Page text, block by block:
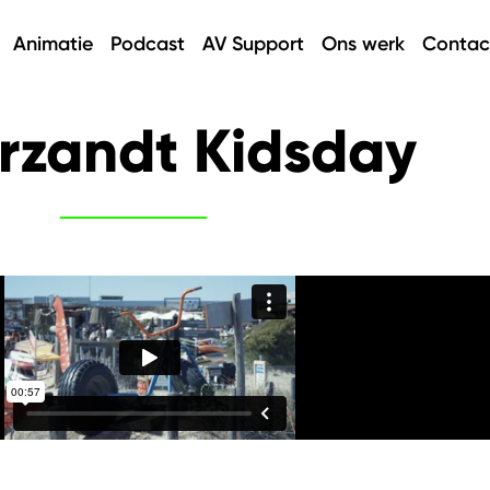
Animatie Podcast AV Support Ons werk
Kidsday